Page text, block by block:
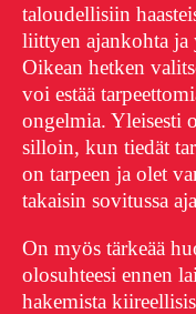
taloudellisiin
liittyen ajankohta ja
Oikean hetken
voi estää
ongelmia. Yleisesti
silloin, kun tiedät
on tarpeen ja olet
takaisin sovitussa
On myös tärkeää
olosuhteesi ennen
hakemista